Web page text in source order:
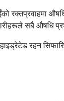
रक्तप्रवाहमा
सबै औषधि
रहन